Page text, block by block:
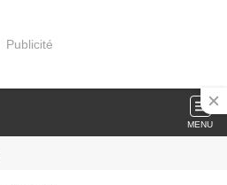
Publicité
MENU